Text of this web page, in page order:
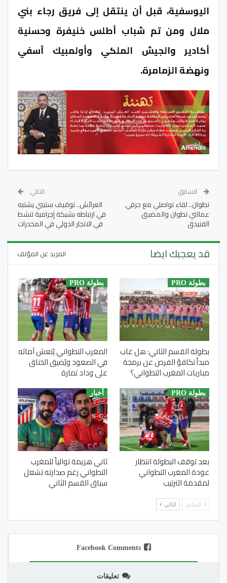
اليوسفية، قبل أن ينتقل إلى فريق رجاء بني
ملال ومن تم شباب أطلس خنيفرة وحسنية
أكادير والجيش الملكي وأولمبيك آسفي
ونهضة الزمامرة.
السابق
تطوان.. لقاء تواصلي مع حرفي
عمالتي تطوان والمضيق
الفنيدق
التالي
العرائش.. توقيف ستيني يشتبه
في ارتباطه بشبكة إجرامية تنشط
في الاتجار الدولي في المخدرات
قد يعجبك ايضا المزيد عن المؤلف
بطولة PRO
بطولة القسم الثاني: هل غاب
مبدأ تكافؤ الفرص عن برمجة
مباريات المغرب التطواني؟
بطولة PRO
المغرب التطواني يُنعش آماله
في الصعود ويُضيق الخناق
على وداد تمارة
بطولة PRO
بعد توقف البطولة انتظار
عودة المغرب التطواني
لمقدمة الترتيب
أخبار
ثاني هزيمة توالياً للمغرب
التطواني رغم صدارته تشعل
سباق القسم الثاني
السابق التالي
Facebook Comments
تعليقات